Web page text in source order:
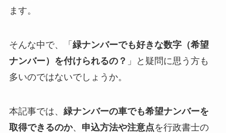
ます。
そんな中で、「 緑ナンバーでも好きな数字（希望
ナンバー）を付けられるの？ 」と疑問に思う方も
多いのではないでしょうか。
本記事では、 緑ナンバーの車でも希望ナンバーを
取得できるのか、 申込方法や注意点を行政書士の